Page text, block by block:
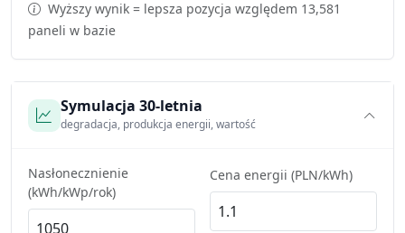
Wyższy wynik = lepsza pozycja względem 13,581
paneli w bazie
Symulacja 30-letnia
degradacja, produkcja energii, wartość
Nasłonecznienie
(kWh/kWp/rok)
Cena energii (PLN/kWh)